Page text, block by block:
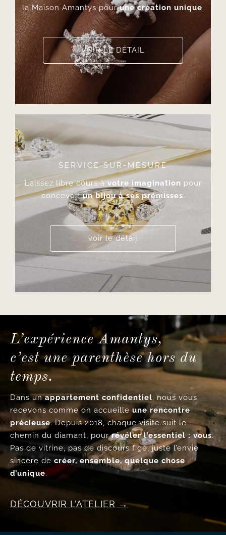
la Maison Amantys pourune création unique.
VOIR LE DÉTAIL
SERVICE SUR-MESURE
Laissez libre cours àvotre imagination pour
concevoirun bijou à ses prémisses.
voir le détail
L’expérience Amantys,
c’est une parenthèse hors du
temps.
Dans unappartement confidentiel, nous vous
recevons comme on accueille une rencontre
précieuse. Depuis 2018, chaque visite suit le
chemin du diamant, pourrévéler l’essentiel : vous.
Pas de vitrine, pas de discours figé, juste l’envie
sincère de créer, ensemble, quelque chose
d’unique.
DÉCOUVRIR L’ATELIER